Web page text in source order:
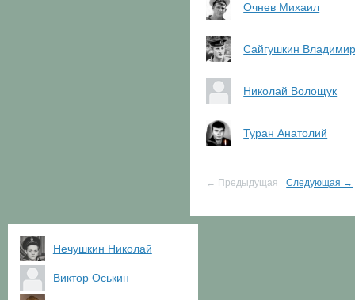
Очнев Михаил
Сайгушкин
Николай Волощук
Туран Анатолий
← Предыдущая Следующая →
Нечушкин Николай
Виктор Оськин